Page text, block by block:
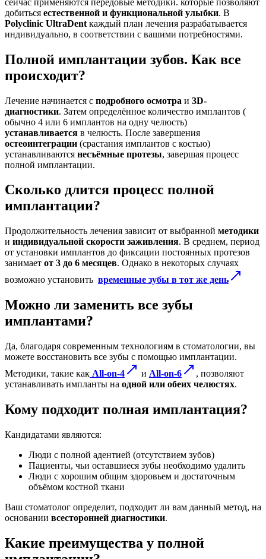
добиться естественной и функциональной улыбки. В
Polyclinic UltraDent каждый план лечения разрабатывается
индивидуально, в соответствии с вашими потребностями.
Полной имплантации зубов. Как все
происходит?
Лечение начинается с подробного осмотра и 3D-
диагностики. Затем определённое количество имплантов (
обычно 4 или 6 имплантов на одну челюсть)
устанавливается в челюсть. После завершения
остеоинтеграции (срастания имплантов с костью)
устанавливаются несъёмные протезы, завершая процесс
полной имплантации.
Сколько длится процесс полной
имплантации?
Продолжительность лечения зависит от выбранной методики
и индивидуальной скорости заживления. В среднем, период
от установки имплантов до фиксации постоянных протезов
занимает от 3 до 6 месяцев. Однако в некоторых случаях
возможно установить временные зубы в тот же день
Можно ли заменить все зубы
имплантами?
Да, благодаря современным технологиям в стоматологии, вы
можете восстановить все зубы с помощью имплантации.
Методики, такие как All-on-4 и All-on-6
, позволяют
устанавливать импланты на одной или обеих челюстях.
Кому подходит полная имплантация?
Кандидатами являются:
Люди с полной адентией (отсутствием зубов)
Пациенты, чьи оставшиеся зубы необходимо удалить
Люди с хорошим общим здоровьем и достаточным
объёмом костной ткани
Ваш стоматолог определит, подходит ли вам данный метод, на
основании всесторонней диагностики.
Какие преимущества у полной